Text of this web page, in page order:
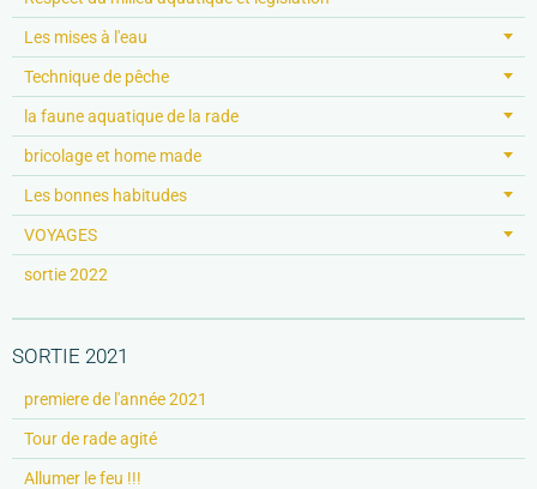
Les mises à l'eau
Technique de pêche
la faune aquatique de la rade
bricolage et home made
Les bonnes habitudes
VOYAGES
sortie 2022
SORTIE 2021
premiere de l'année 2021
Tour de rade agité
Allumer le feu !!!